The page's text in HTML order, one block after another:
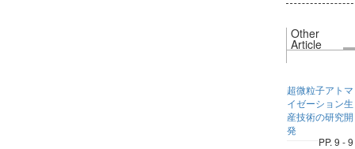
Other
Article
超微粒子アトマ
イゼーション生
産技術の研究開
発
PP. 9 - 9